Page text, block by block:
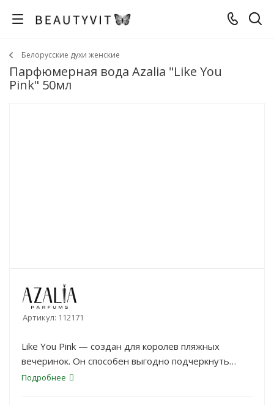
Белорусские духи женские
Парфюмерная вода Azalia "Like You
Pink" 50мл
Артикул: 112171
Like You Pink — создан для королев пляжных
вечеринок. Он способен выгодно подчеркнуть
легкость и молодость своей обладательницы.
Подробнее